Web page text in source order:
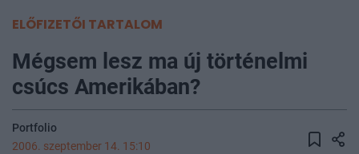
ELŐFIZETŐI TARTALOM
Mégsem lesz ma új történelmi
csúcs Amerikában?
Portfolio
2006. szeptember 14. 15:10